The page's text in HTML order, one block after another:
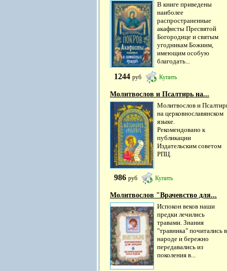
В книге приведены
наиболее
распространенные
акафисты Пресвятой
Богородице и святым
угодникам Божиим,
имеющим особую
благодать...
1244 руб Купить
Молитвослов и Псалтирь на...
Молитвослов и
на церковнославянском
языке.
Рекомендовано к
публикации
Издательским советом
РПЦ.
986 руб Купить
Молитвослов "Врачевство для...
Испокон веков наши
предки лечились
травами. Знания
"травника" почитались в
народе и бережно
передавались из
поколения в...